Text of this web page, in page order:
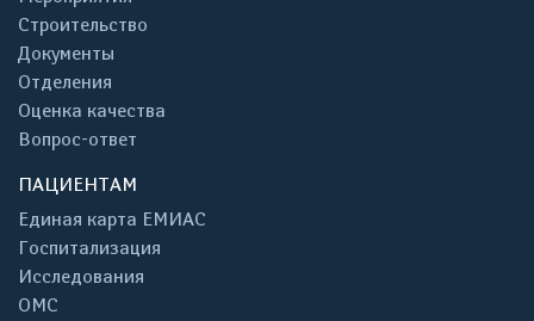
Строительство
Документы
Отделения
Оценка качества
Вопрос-ответ
ПАЦИЕНТАМ
Единая карта ЕМИАС
Госпитализация
Исследования
ОМС